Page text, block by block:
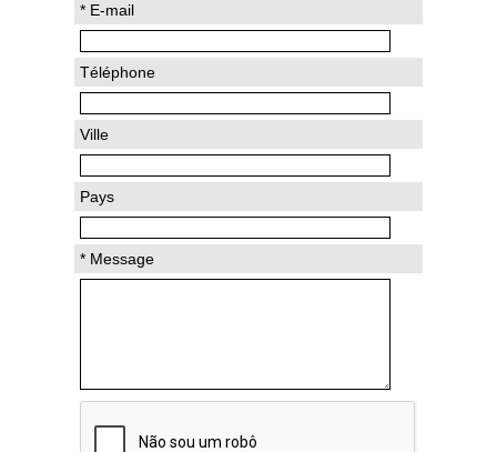
* E-mail
Téléphone
Ville
Pays
* Message